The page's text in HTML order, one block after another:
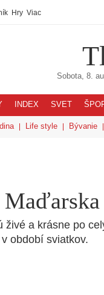
Hry Viac
Sobota, 8.
INDEX SVET
Life style Bývanie
živé a krásne po
období sviatkov.